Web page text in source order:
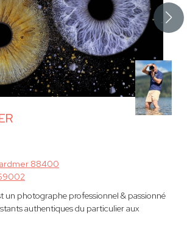
88400
un photographe professionnel & passionné
authentiques du particulier aux